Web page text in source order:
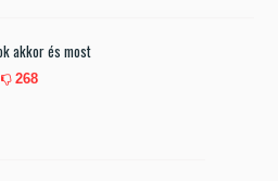
akkor és most
268